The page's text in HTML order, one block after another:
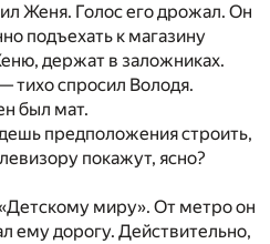
Женя. Голос его дрожал. Он
подъехать к магазину
держат в заложниках.
спросил Володя.
был мат.
предположения строить,
покажут, ясно?
миру». От метро он
ему дорогу. Действительно,